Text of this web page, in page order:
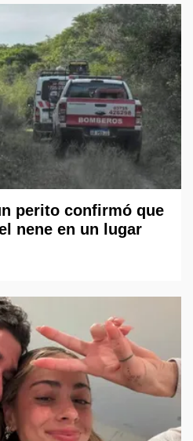
perito confirmó que
nene en un lugar